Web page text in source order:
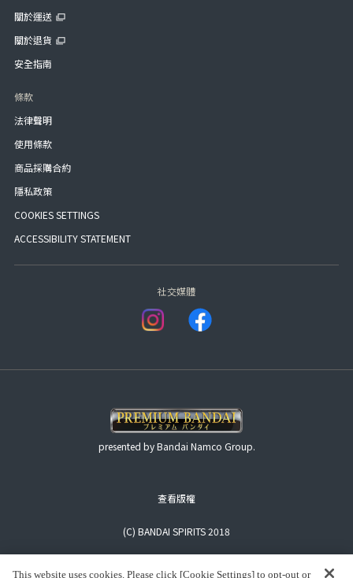
關於運送
關於退貨
安全指南
條款
法律聲明
使用條款
商品採購合約
隱私政策
COOKIES SETTINGS
ACCESSIBILITY STATEMENT
社交媒體
presented by Bandai Namco Group.
查看版權
(C) BANDAI SPIRITS 2018
This website uses cookies. Please click [Cookie Settings] to opt-out or